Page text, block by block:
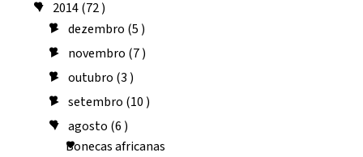
▼ 2014(72 )
►dezembro (5 )
► novembro (7 )
►outubro (3 )
►setembro (10 )
▼agosto (6 )
Bonecas africanas